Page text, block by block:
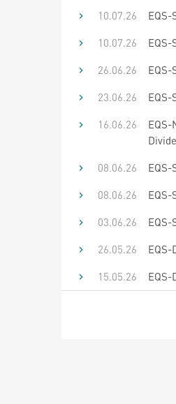
10.07.26
EQS-
10.07.26
EQS-
26.06.26
EQS-
23.06.26
EQS-
16.06.26
08.06.26
EQS-
08.06.26
EQS-
03.06.26
EQS-
26.05.26
EQS-
15.05.26
EQS-